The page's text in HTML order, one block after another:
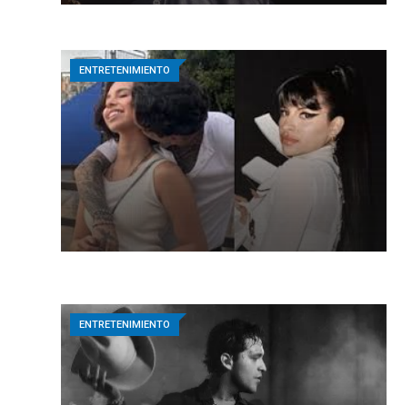
ENTRETENIMIENTO
ENTRETENIMIENTO